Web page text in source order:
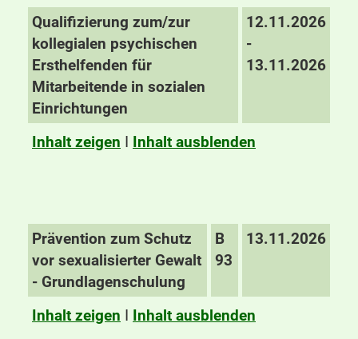
Qualifizierung zum/zur
kollegialen psychischen
Ersthelfenden für
Mitarbeitende in sozialen
Einrichtungen
12.11.2026
-
13.11.2026
Inhalt zeigen I Inhalt ausblenden
Prävention zum Schutz
vor sexualisierter Gewalt
- Grundlagenschulung
B
93
13.11.2026
Inhalt zeigen I Inhalt ausblenden